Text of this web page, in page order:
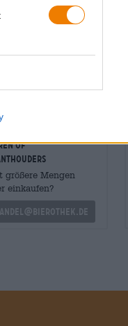
zeer fruitig
aroma van
een heerlijk
Vanille ontmoet pittige
noot completeert de
of
größere Mengen
einkaufen?